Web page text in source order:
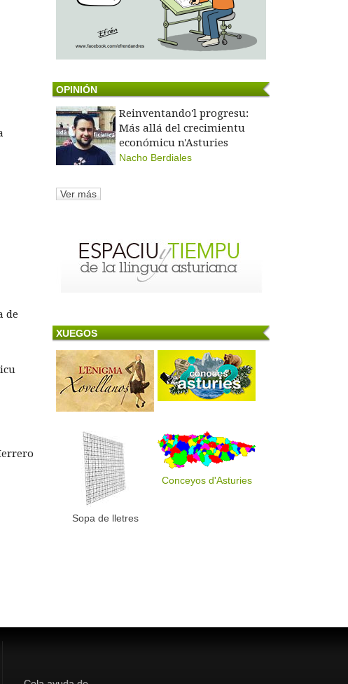
de
OPINIÓN
Reinventando'l progresu:
Más allá del crecimientu
económicu n'Asturies
Nacho Berdiales
Ver más
XUEGOS
Sopa de lletres
Conceyos d'Asturies